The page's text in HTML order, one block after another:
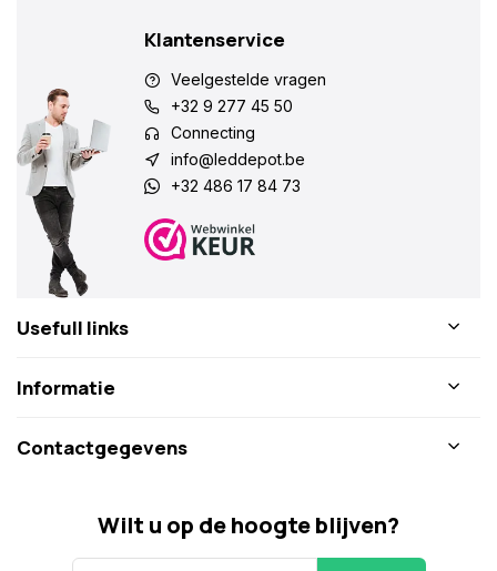
Klantenservice
Veelgestelde vragen
+32 9 277 45 50
Connecting
info@leddepot.be
+32 486 17 84 73
Usefull links
Informatie
Contactgegevens
Wilt u op de hoogte blijven?